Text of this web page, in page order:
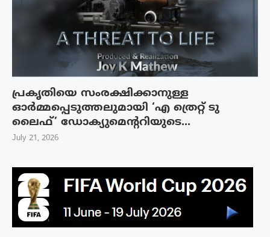
പ്രകൃതിയെ സംരക്ഷിക്കാനുള്ള
ഓർമ്മപ്പെടുത്തലുമായി ‘എ ത്രെറ്റ് ടു
ലൈഫ്’ ഡോക്യുമെന്ററിയുടെ...
July 21, 2026